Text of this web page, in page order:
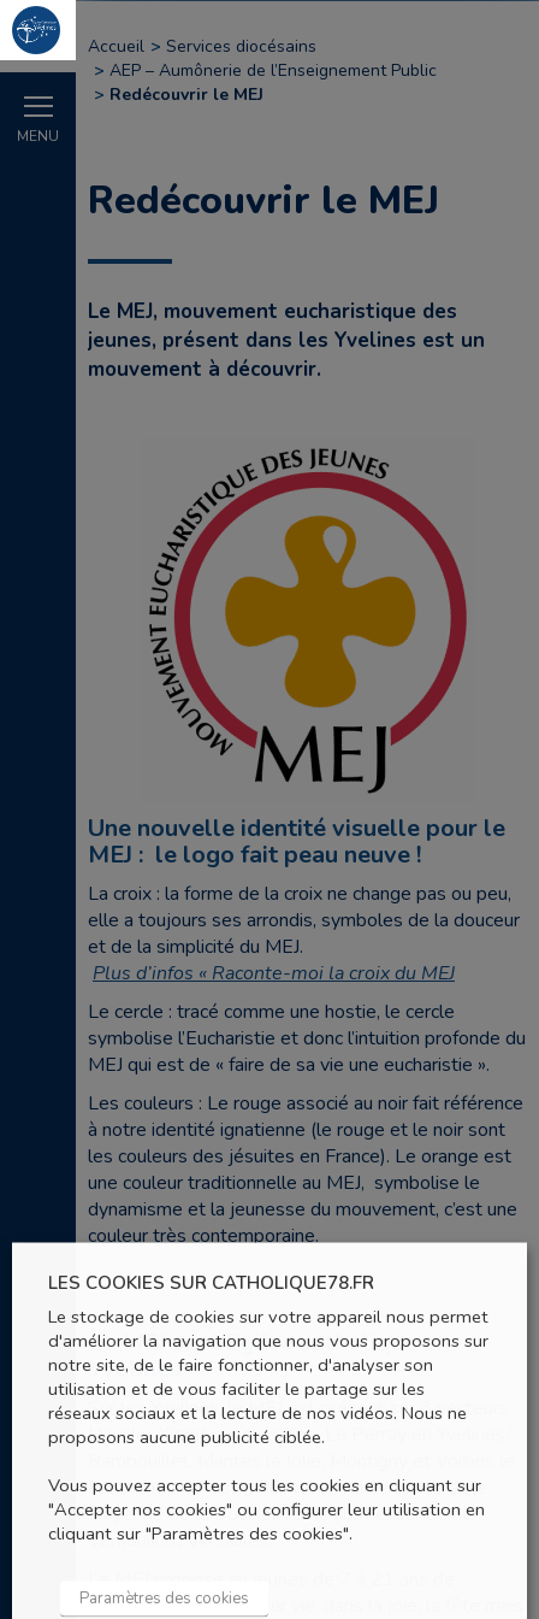
MENU
Accueil
Services diocésains
AEP – Aumônerie de l’Enseignement Public
Redécouvrir le MEJ
Redécouvrir le MEJ
Le MEJ, mouvement eucharistique des
jeunes, présent dans les Yvelines est un
mouvement à découvrir.
Une nouvelle identité visuelle pour le
MEJ : le logo fait peau neuve !
La croix : la forme de la croix ne change pas ou peu,
elle a toujours ses arrondis, symboles de la douceur
et de la simplicité du MEJ.
Plus d’infos « Raconte-moi la croix du MEJ
Le cercle : tracé comme une hostie, le cercle
symbolise l’Eucharistie et donc l’intuition profonde du
MEJ qui est de « faire de sa vie une eucharistie ».
Les couleurs : Le rouge associé au noir fait référence
à notre identité ignatienne (le rouge et le noir sont
les couleurs des jésuites en France). Le orange est
une couleur traditionnelle au MEJ, symbolise le
dynamisme et la jeunesse du mouvement, c’est une
couleur très contemporaine.
Le MEJ sur l’Eglise catholique en
Yvelines
Sur les Yvelines, le MEJ est présent sur 8 secteurs :
Houilles/Carrières sur seine, Le Perray en Yvelines/
Bretonneux, Poissy, Saint Germain en Laye et le
Doyenné de la Boucle, Verneuil/Triel sur Seine/
Vernouillet, Versailles.
découvrir que toute leur vie, dans la joie, la fête mais
LES COOKIES SUR CATHOLIQUE78.FR
Le stockage de cookies sur votre appareil nous permet
d'améliorer la navigation que nous vous proposons sur
notre site, de le faire fonctionner, d'analyser son
utilisation et de vous faciliter le partage sur les
réseaux sociaux et la lecture de nos vidéos. Nous ne
proposons aucune publicité ciblée.
Vous pouvez accepter tous les cookies en cliquant sur
"Accepter nos cookies" ou configurer leur utilisation en
cliquant sur "Paramètres des cookies".
Paramètres des cookies